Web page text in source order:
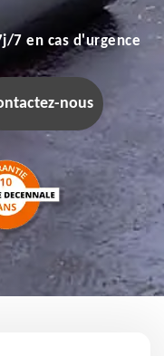
7 en cas d'urgence
nous